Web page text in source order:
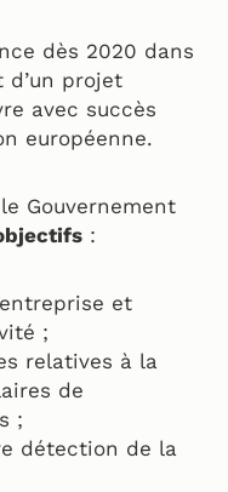
dès 2020 dans
projet
avec succès
européenne.
Gouvernement
:
et
;
relatives à la
de
;
détection de la